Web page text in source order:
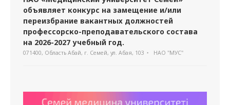
объявляет конкурс на замещение и/или
переизбрание вакантных должностей
профессорско-преподавательского состава
на 2026-2027 учебный год.
071400, Область Абай, г. Семей, ул. Абая, 103 НАО "МУС"